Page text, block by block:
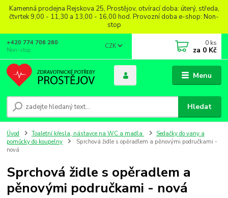
Kamenná prodejna Rejskova 25, Prostějov, otvírací doba: úterý, středa,
čtvrtek 9,00 - 11,30 a 13,00 - 16,00 hod. Provozní doba e-shop: Non-
stop
Menu
CZK
Hledat
+420 774 706 260
Non-stop
0 ks
za 0 Kč
Úvod Toaletní křesla, nástavce na WC a madla
Sedačky do vany a
pomůcky do koupelny
Sprchová židle s opěradlem a pěnovými područkami -
nová
Sprchová židle s opěradlem a
pěnovými područkami - nová